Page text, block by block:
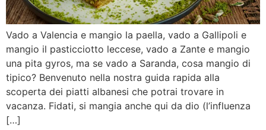
Vado a Valencia e mangio la paella, vado a Gallipoli e
mangio il pasticciotto leccese, vado a Zante e mangio
una pita gyros, ma se vado a Saranda, cosa mangio di
tipico? Benvenuto nella nostra guida rapida alla
scoperta dei piatti albanesi che potrai trovare in
vacanza. Fidati, si mangia anche qui da dio (l’influenza
[…]